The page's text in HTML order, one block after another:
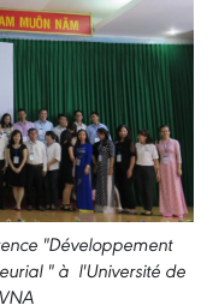
"Développement
" à l'Université de